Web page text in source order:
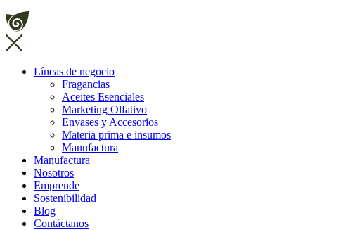
Líneas de negocio
Fragancias
Aceites Esenciales
Marketing Olfativo
Envases y Accesorios
Materia prima e insumos
Manufactura
Manufactura
Nosotros
Emprende
Sostenibilidad
Blog
Contáctanos